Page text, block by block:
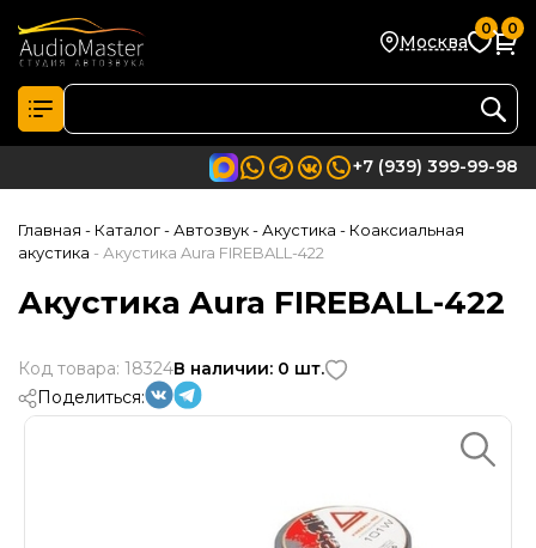
Москва
0 0
+7 (939) 399-99-98
Главная - Каталог- Автозвук- Акустика - Коаксиальная
акустика - Акустика Aura FIREBALL-422
Акустика Aura FIREBALL-422
Код товара: 18324В наличии: 0 шт.
Поделиться: